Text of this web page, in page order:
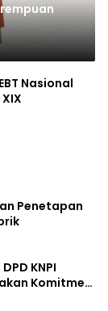
Nasional
Penetapan
KNPI
Komitmen